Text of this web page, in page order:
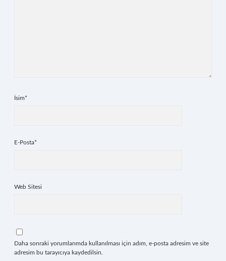
İsim*
E-Posta*
Web Sitesi
Daha sonraki yorumlarımda kullanılması için adım, e-posta adresim ve site
adresim bu tarayıcıya kaydedilsin.